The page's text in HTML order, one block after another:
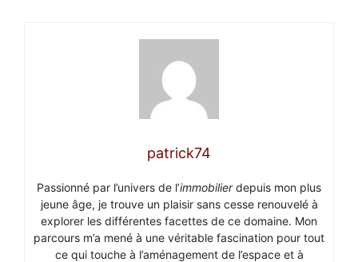
patrick74
Passionné par l’univers de l’immobilierdepuis mon plus
jeune âge, je trouve un plaisir sans cesse renouvelé à
explorer les différentes facettes de ce domaine. Mon
parcours m’a mené à une véritable fascination pour tout
ce qui touche à l’aménagement de l’espace et à